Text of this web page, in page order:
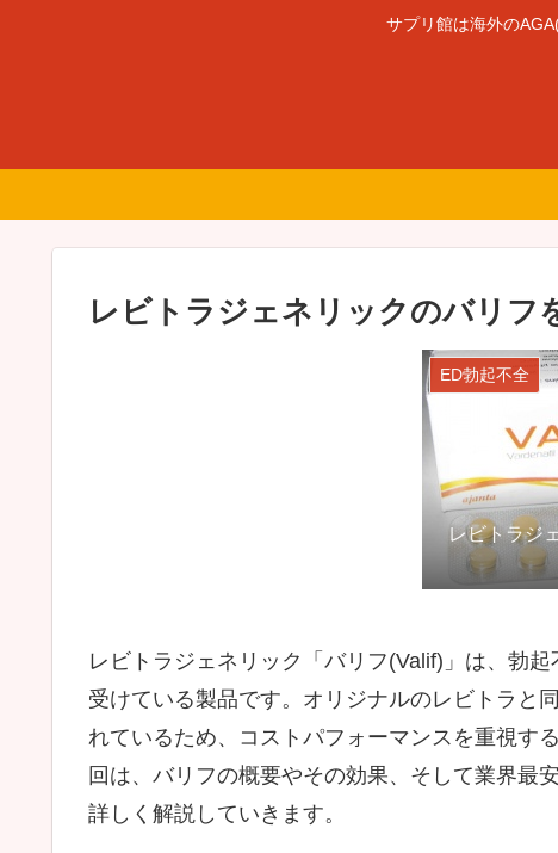
サプリ館は海外の
レビトラジェネリックのバリフ
ED勃起不全
レビトラジ
レビトラジェネリック「バリフ(Valif)」は、勃
受けている製品です。オリジナルのレビトラと
れているため、コストパフォーマンスを重視す
回は、バリフの概要やその効果、そして業界最
詳しく解説していきます。